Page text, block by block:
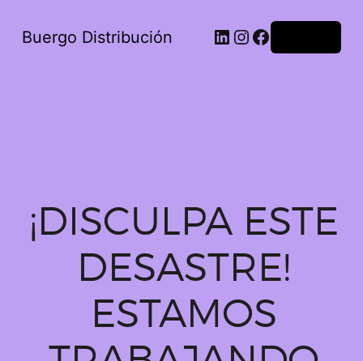
Buergo Distribución
¡DISCULPA ESTE
DESASTRE!
ESTAMOS